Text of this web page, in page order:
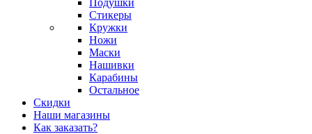
Подушки
Стикеры
Кружки
Ножи
Маски
Нашивки
Карабины
Остальное
Скидки
Наши магазины
Как заказать?